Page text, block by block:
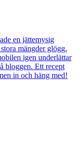
en jättemysig
mängder glögg.
igen underlättar
bloggen. Ett recept
in och häng med!